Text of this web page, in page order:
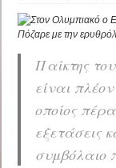
Πόζαρε με την
Παίκτης
είναι
οποίος
εξετάσεις
συμβόλαιο